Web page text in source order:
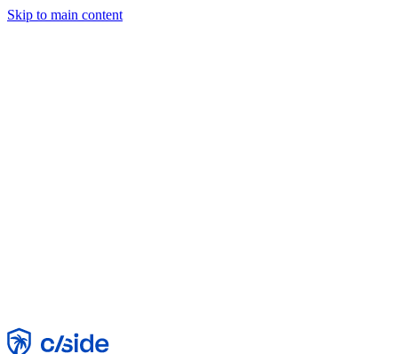
Skip to main content
Rejeitar